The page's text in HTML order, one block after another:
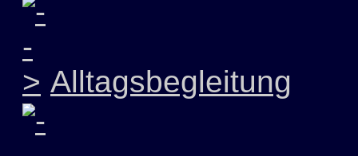
Alltagsbegleitung